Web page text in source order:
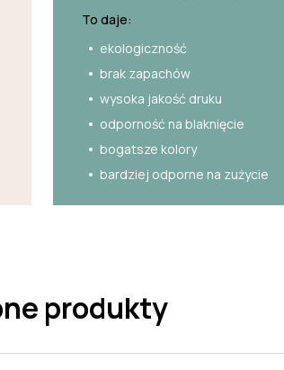
To daje:
ekologiczność
brak zapachów
wysoka jakość druku
odporność na blaknięcie
bogatsze kolory
bardziej odporne na zużycie
produkty